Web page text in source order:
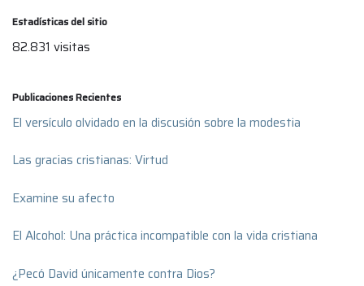
Estadísticas del sitio
82.831 visitas
Publicaciones Recientes
El versículo olvidado en la discusión sobre la modestia
Las gracias cristianas: Virtud
Examine su afecto
El Alcohol: Una práctica incompatible con la vida cristiana
¿Pecó David únicamente contra Dios?